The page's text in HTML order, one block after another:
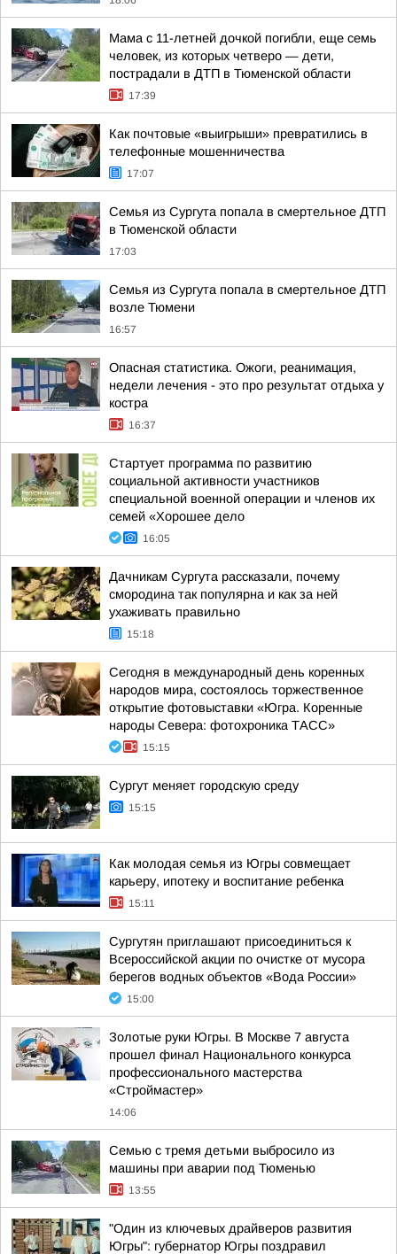
Мама с 11-летней дочкой погибли, еще семь
человек, из которых четверо — дети,
пострадали в ДТП в Тюменской области
17:39
Как почтовые «выигрыши» превратились в
телефонные мошенничества
17:07
Семья из Сургута попала в смертельное ДТП
в Тюменской области
17:03
Семья из Сургута попала в смертельное ДТП
возле Тюмени
16:57
Опасная статистика. Ожоги, реанимация,
недели лечения - это про результат отдыха у
костра
16:37
Стартует программа по развитию
социальной активности участников
специальной военной операции и членов их
семей «Хорошее дело
16:05
Дачникам Сургута рассказали, почему
смородина так популярна и как за ней
ухаживать правильно
15:18
Сегодня в международный день коренных
народов мира, состоялось торжественное
открытие фотовыставки «Югра. Коренные
народы Севера: фотохроника ТАСС»
15:15
Сургут меняет городскую среду
15:15
Как молодая семья из Югры совмещает
карьеру, ипотеку и воспитание ребенка
15:11
Сургутян приглашают присоединиться к
Всероссийской акции по очистке от мусора
берегов водных объектов «Вода России»
15:00
Золотые руки Югры. В Москве 7 августа
прошел финал Национального конкурса
профессионального мастерства
«Строймастер»
14:06
Семью с тремя детьми выбросило из
машины при аварии под Тюменью
13:55
"Один из ключевых драйверов развития
Югры": губернатор Югры поздравил